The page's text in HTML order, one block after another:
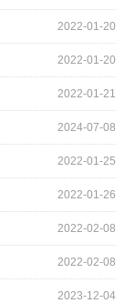
2022-01-20
2022-01-20
2022-01-21
2024-07-08
2022-01-25
2022-01-26
2022-02-08
2022-02-08
2023-12-04